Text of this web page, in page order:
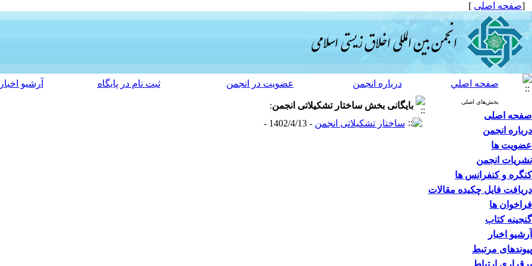
[صفحه اصلی ]
صفحه اصلي درباره انجمن عضویت در انجمن ثبت نام در پایگاه آرشیو
بخش‌های اصلی
صفحه اصلی
درباره انجمن
عضویت ها
نشریات انجمن
کنگره و کنفرانس ها
دریافت فایل چکیده مقالات
فراخوان ها
گنجینه کتاب
آرشیو اخبار
پیوندهای مرتبط
برقراری ارتباط
بایگانی بخش ساختار تشکیلاتی انجمن:
ساختار تشکیلاتی انجمن - 1402/4/13 -